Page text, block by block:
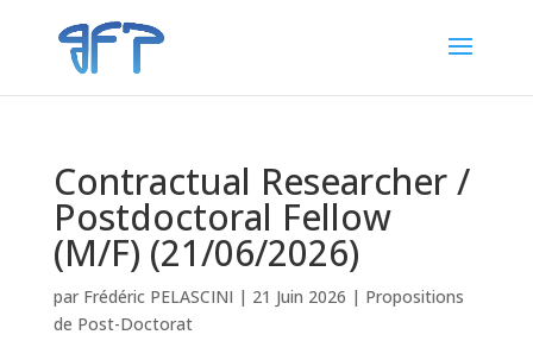
Contractual Researcher /
Postdoctoral Fellow
(M/F) (21/06/2026)
par Frédéric PELASCINI | 21 Juin 2026 | Propositions
de Post-Doctorat